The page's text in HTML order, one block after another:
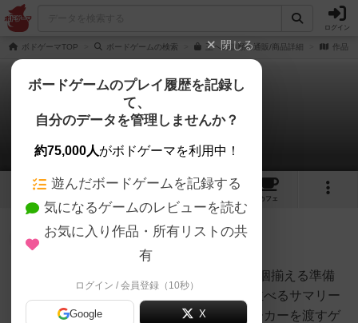
ログイン
ボドゲーマTOP ボードゲームの検索 王への請願の通販/商品詳細 作品デ
王への請願
2件のルール/インスト
12 1 27
カフェ
470名 充実
ゲームの目的ダイスの同じ目を7個揃える準備
カードをプレイ人数に合わせて並べるサマリー
を配るスタートプレイヤーにマーカーを渡すゲ
たまご
閉じる
ボードゲームのプレイ履歴を記録し
て、
自分のデータを管理しませんか？
約75,000人がボドゲーマを利用中！
遊んだボードゲームを記録する
気になるゲームのレビューを読む
お気に入り作品・所有リストの共
有
ログイン / 会員登録（10秒）
Google X